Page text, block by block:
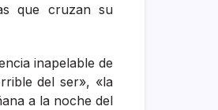
que cruzan su
inapelable de
del ser», «la
a la noche del